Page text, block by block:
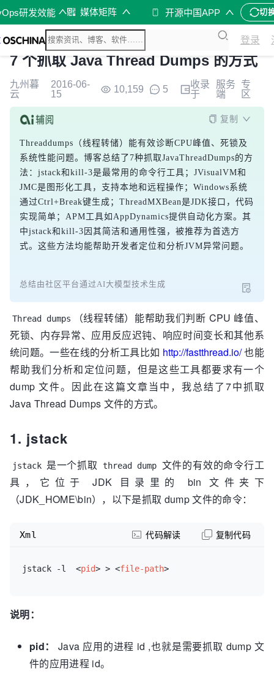
研发效能 媒体矩阵 开源中国APP 切
登录
7 个抓取 Java Thread Dumps 的方式
九州暮
云
2016-06-
15
10,159 5
收录
于
服务
端
专
区
复制
Threaddumps（线程转储）能有效诊断CPU峰值、死锁及
系统性能问题。博客总结了7种抓取JavaThreadDumps的方
法：jstack和kill-3是最常用的命令行工具；JVisualVM和
JMC是图形化工具，支持本地和远程操作；Windows系统
通过Ctrl+Break键生成；ThreadMXBean是JDK接口，代码
实现简单；APM工具如AppDynamics提供自动化方案。其
中jstack和kill-3因其简洁和通用性强，被推荐为首选方
式。这些方法均能帮助开发者定位和分析JVM异常问题。
总结由社区平台通过AI大模型技术生成
Thread dumps
（线程转储）能帮助我们判断 CPU 峰值、
死锁、内存异常、应用反应迟钝、响应时间变长和其他系
统问题。一些在线的分析工具比如 http://fastthread.io/也能
帮助我们分析和定位问题，但是这些工具都要求有一个
dump 文件。因此在这篇文章当中，我总结了7中抓取
Java Thread Dumps 文件的方式。
1. jstack
jstack 是一个抓取 thread dump 文件的有效的命令行工
具，它位于 JDK 目录里的 bin 文件夹下
（JDK_HOME\bin），以下是抓取 dump 文件的命令：
jstack -l <pid> > <file-path>
Xml 代码解读 复制代码
说明：
pid：
Java 应用的进程 id ,也就是需要抓取 dump 文
件的应用进程 id。